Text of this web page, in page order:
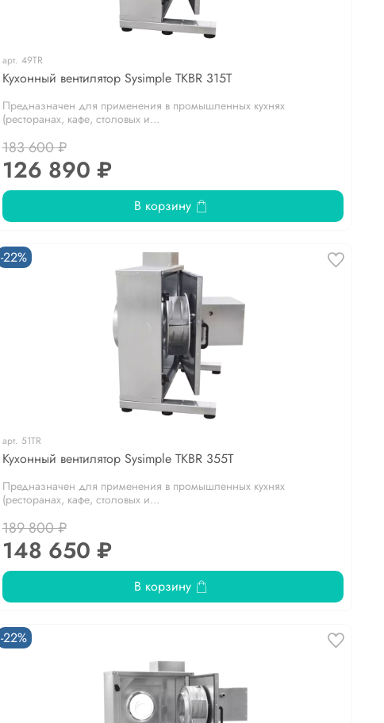
арт. 49TR
Кухонный вентилятор Sysimple TKBR 315T
Предназначен для применения в промышленных кухнях
(ресторанах, кафе, столовых и...
183 600 ₽
126 890 ₽
В корзину
-22%
арт. 51TR
Кухонный вентилятор Sysimple TKBR 355T
Предназначен для применения в промышленных кухнях
(ресторанах, кафе, столовых и...
189 800 ₽
148 650 ₽
В корзину
-22%